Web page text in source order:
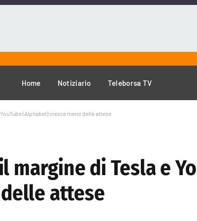
Home Notiziario Teleborsa TV
(Alphabet) cresce meno delle attese
di Tesla e
attese